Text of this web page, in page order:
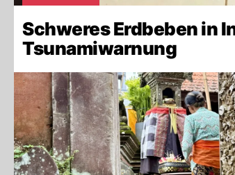
Schweres Erdbeben in
Tsunamiwarnung